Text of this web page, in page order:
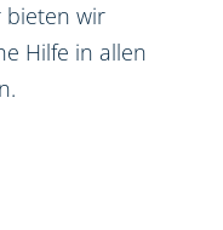
bieten wir
Hilfe in allen